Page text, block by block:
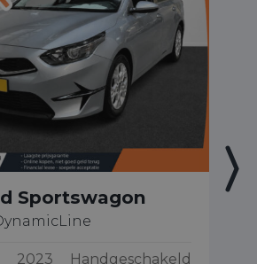
Sportswagon
2023 Handgeschakeld